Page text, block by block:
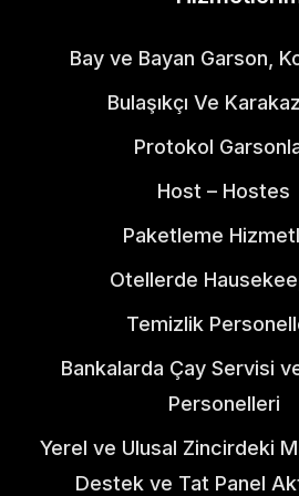
Bay ve Bayan Garson,
Bulaşıkçı Ve
Protokol
Host – Hostes
Paketleme
Otellerde
Temizlik
Bankalarda Çay Servisi
Personelleri
Yerel ve Ulusal Zincirdeki
Destek ve Tat Panel